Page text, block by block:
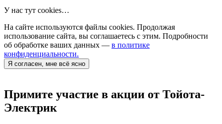
У нас тут cookies…
На сайте используются файлы cookies. Продолжая
использование сайта, вы соглашаетесь с этим. Подробности
об обработке ваших данных — в политике
конфиденциальности.
Я согласен, мне всё ясно
Примите участие в акции от Тойота-
Электрик